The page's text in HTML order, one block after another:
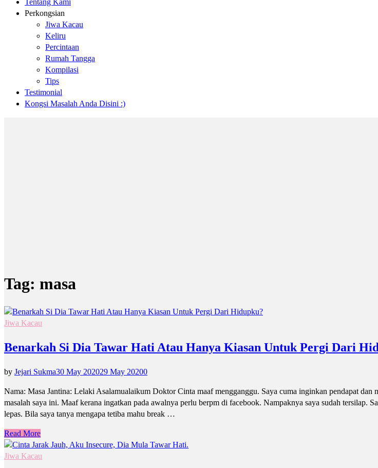
Tentang Kami
Perkongsian
Jiwa Kacau
Keliru
Percintaan
Rumah Tangga
Kompilasi
Tips
Testimonial
Kongsi Masalah Anda Disini :)
Tag: masa
Jiwa Kacau
Benarkah Si Dia Tawar Hati Atau Hanya Kiasan Untuk Pergi Dari
by Jejari Sukma30 May 202029 May 20200
Nama: Masa Jantina: Lelaki Asalamualaikum Doktor Cinta maaf mengganggu. Saya cuma inginkan pendapat dan
masalah saya ini. Maaf kerana ingatkan pada awalnya perlu berpm di facebook. Nampaknya saya sudah tersilap.
lepas. Bila saya tanya mengapa tetiba mahu break …
Read More
Jiwa Kacau